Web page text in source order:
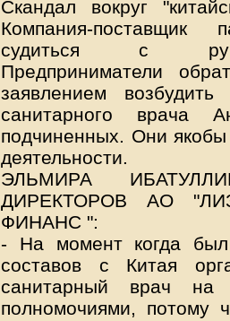
Скандал вокруг
Компания-поставщик
судиться с
Предприниматели
заявлением
санитарного врача
подчиненных. Они якобы
деятельности.
ЭЛЬМИРА
ДИРЕКТОРОВ АО
ФИНАНС ":
- На момент когда
составов с Китая
санитарный врач на
полномочиями, потому